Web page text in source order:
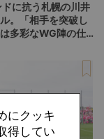
に抗う札幌の川井
。「相手を突破し
多彩なWG陣の仕
にクッキ
得してい